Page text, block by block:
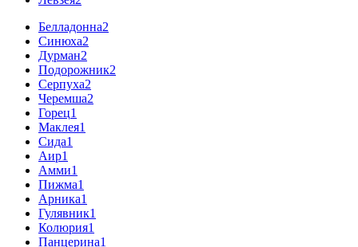
Белладонна2
Синюха2
Дурман2
Подорожник2
Серпуха2
Черемша2
Горец1
Маклея1
Сида1
Аир1
Амми1
Пижма1
Арника1
Гулявник1
Колюрия1
Панцерина1